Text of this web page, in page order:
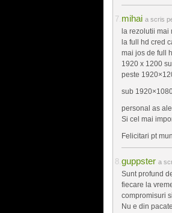
mihai a scris
la rezolutii mai
la full hd cred
mai jos de full
1920 x 1200
peste
sub
personal as
Si cel mai
Felicitari pt
guppster a
Sunt profund
fiecare la
compromisuri
Nu e din pacate